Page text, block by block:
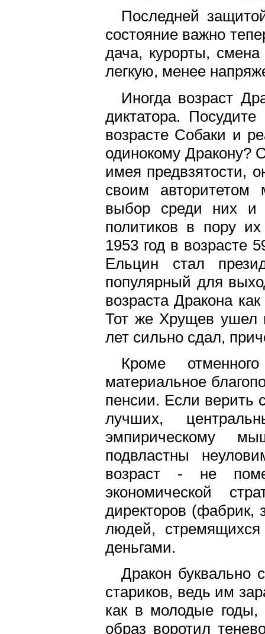
Последней
состояние важно
дача, курорты,
легкую, менее
Иногда возраст
диктатора.
возрасте Собаки и
одинокому
имея предвзятости,
своим авторитетом
выбор среди них
политиков в пору
1953 год в возрасте
Ельцин стал
популярный для
возраста Дракона
Тот же Хрущев ушел
лет сильно сдал,
Кроме
материальное
пенсии. Если верить
лучших,
эмпирическому
подвластны
возраст - не
экономической
директоров (фабрик,
людей, стремящихся
деньгами.
Дракон буквально
стариков, ведь им
как в молодые годы,
образ воротил